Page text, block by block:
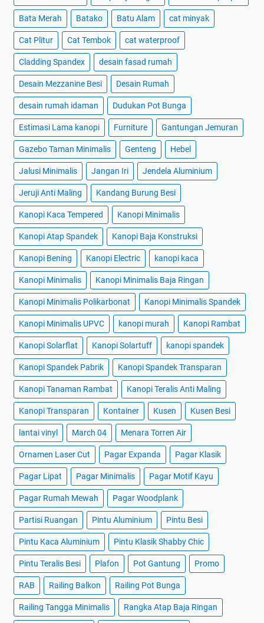
Bata Merah Batako Batu Alam cat minyak
Cat Plitur Cat Tembok cat waterproof
Cladding Spandex desain fasad rumah
Desain Mezzanine Besi Desain Rumah
desain rumah idaman Dudukan Pot Bunga
Estimasi Lama kanopi Furniture Gantungan Jemuran
Gazebo Taman Minimalis Genteng Hebel
Jalusi Minimalis Jangan Iri Jendela Aluminium
Jeruji Anti Maling Kandang Burung Besi
Kanopi Kaca Tempered Kanopi Minimalis
Kanopi Atap Spandek Kanopi Baja Konstruksi
Kanopi Bening Kanopi Electric kanopi kaca
Kanopi Minimalis Kanopi Minimalis Baja Ringan
Kanopi Minimalis Polikarbonat Kanopi Minimalis Spandek
Kanopi Minimalis UPVC kanopi murah Kanopi Rambat
Kanopi Solarflat Kanopi Solartuff kanopi spandek
Kanopi Spandek Pabrik Kanopi Spandek Transparan
Kanopi Tanaman Rambat Kanopi Teralis Anti Maling
Kanopi Transparan Kontainer Kusen Kusen Besi
lantai vinyl March 04 Menara Torren Air
Ornamen Laser Cut Pagar Expanda Pagar Klasik
Pagar Lipat Pagar Minimalis Pagar Motif Kayu
Pagar Rumah Mewah Pagar Woodplank
Partisi Ruangan Pintu Aluminium Pintu Besi
Pintu Kaca Aluminium Pintu Klasik Shabby Chic
Pintu Teralis Besi Plafon Pot Gantung Promo
RAB Railing Balkon Railing Pot Bunga
Railing Tangga Minimalis Rangka Atap Baja Ringan